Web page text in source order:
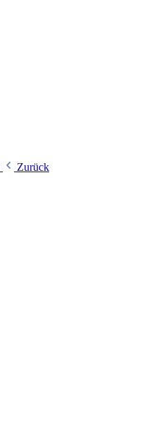
Zurück